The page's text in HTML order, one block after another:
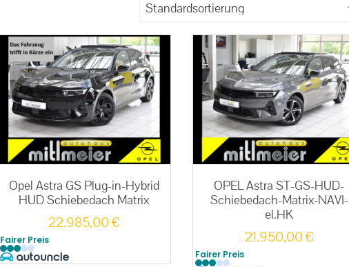
Opel Astra GS Plug-in-Hybrid
HUD Schiebedach Matrix
22.985,00€
Fairer Preis
OPEL Astra ST-GS-HUD-
Schiebedach-Matrix-NAVI-
el.HK
21.950,00€
Fairer Preis